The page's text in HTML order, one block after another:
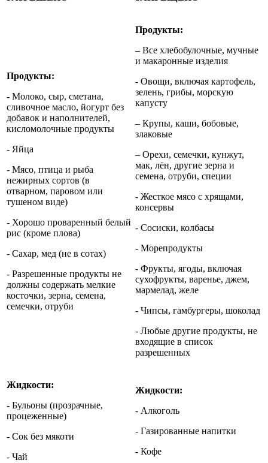
Продукты:
- Молоко, сыр, сметана,
сливочное масло, йогурт без
добавок и наполнителей,
кисломолочные продукты
- Яйца
- Мясо, птица и рыба
нежирных сортов (в
отварном, паровом или
тушеном виде)
- Хорошо проваренный белый
рис (кроме плова)
- Сахар, мед (не в сотах)
- Разрешенные продукты не
должны содержать мелкие
косточки, зерна, семена,
семечки, отруби
Продукты:
–Все хлебобулочные, мучные
и макаронные изделия
- Овощи, включая картофель,
зелень, грибы, морскую
капусту
– Крупы, каши, бобовые,
злаковые
– Орехи, семечки, кунжут,
мак, лён, другие зерна и
семена, отруби, специи
- Жесткое мясо с хрящами,
консервы
- Сосиски, колбасы
- Морепродукты
- Фрукты, ягоды, включая
сухофрукты, варенье, джем,
мармелад, желе
- Чипсы, гамбургеры, шоколад
- Любые другие продукты, не
входящие в список
разрешенных
Жидкости:
- Бульоны (прозрачные,
процеженные)
- Сок без мякоти
- Чай
Жидкости:
- Алкоголь
- Газированные напитки
- Кофе